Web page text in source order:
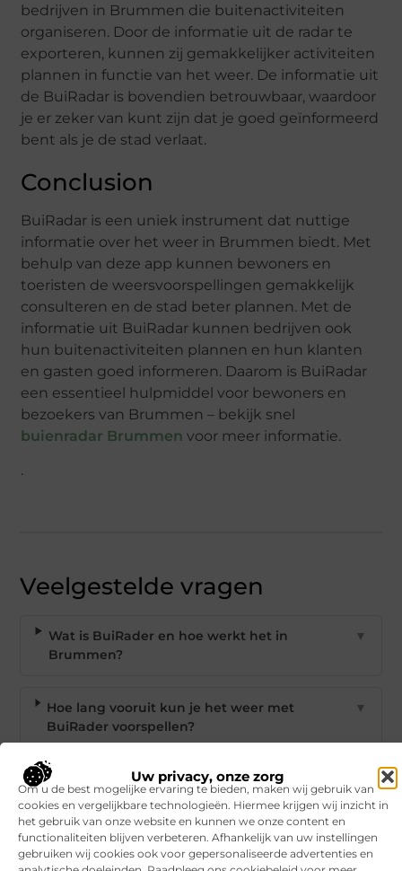
Uw privacy, onze zorg
Om u de best mogelijke ervaring te bieden, maken wij gebruik van
cookies en vergelijkbare technologieën. Hiermee krijgen wij inzicht in
het gebruik van onze website en kunnen we onze content en
functionaliteiten blijven verbeteren. Afhankelijk van uw instellingen
gebruiken wij cookies ook voor gepersonaliseerde advertenties en
bedrijven in Brummen die buitenactiviteiten
organiseren. Door de informatie uit de radar te
exporteren, kunnen zij gemakkelijker activiteiten
plannen in functie van het weer. De informatie uit
de BuiRadar is bovendien betrouwbaar, waardoor
je er zeker van kunt zijn dat je goed geïnformeerd
bent als je de stad verlaat.
Conclusion
BuiRadar is een uniek instrument dat nuttige
informatie over het weer in Brummen biedt. Met
behulp van deze app kunnen bewoners en
toeristen de weersvoorspellingen gemakkelijk
consulteren en de stad beter plannen. Met de
informatie uit BuiRadar kunnen bedrijven ook
hun buitenactiviteiten plannen en hun klanten
en gasten goed informeren. Daarom is BuiRadar
een essentieel hulpmiddel voor bewoners en
bezoekers van Brummen – bekijk snel
buienradar Brummen voor meer informatie.
.
Veelgestelde vragen
Wat is BuiRader en hoe werkt het in
Brummen?
▼
Hoe lang vooruit kun je het weer met
BuiRader voorspellen?
▼
Welke informatie toont BuiRader op zijn
kaart?
Kan ik de weergegevens van BuiRader
▼